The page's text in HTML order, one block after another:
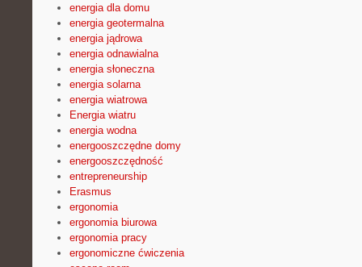
energia dla domu
energia geotermalna
energia jądrowa
energia odnawialna
energia słoneczna
energia solarna
energia wiatrowa
Energia wiatru
energia wodna
energooszczędne domy
energooszczędność
entrepreneurship
Erasmus
ergonomia
ergonomia biurowa
ergonomia pracy
ergonomiczne ćwiczenia